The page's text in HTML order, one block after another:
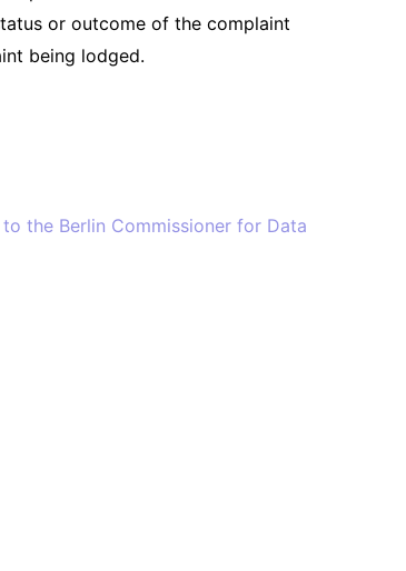
or outcome of the complaint
being lodged.
the Berlin Commissioner for Data